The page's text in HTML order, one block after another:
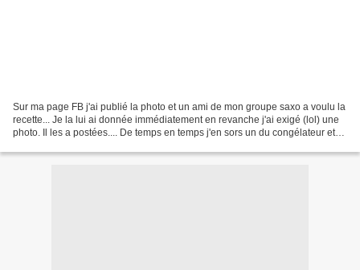
Sur ma page FB j'ai publié la photo et un ami de mon groupe saxo a voulu la
recette... Je la lui ai donnée immédiatement en revanche j'ai exigé (lol) une
photo. Il les a postées.... De temps en temps j'en sors un du congélateur et